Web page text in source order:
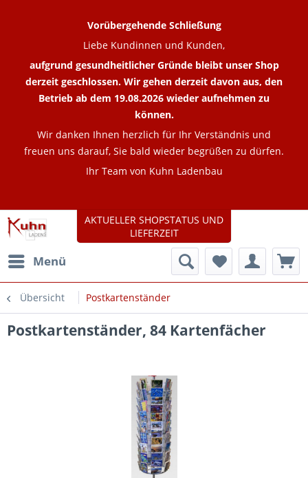
Menü
Übersicht Postkartenständer
Postkartenständer, 84 Kartenfächer
AKTUELLER SHOPSTATUS UND
LIEFERZEIT
Vorübergehende Schließung
Liebe Kundinnen und Kunden,
aufgrund gesundheitlicher Gründe bleibt unser Shop
derzeit geschlossen. Wir gehen derzeit davon aus, den
Betrieb ab dem 19.08.2026 wieder aufnehmen zu
können.
Wir danken Ihnen herzlich für Ihr Verständnis und
freuen uns darauf, Sie bald wieder begrüßen zu dürfen.
Ihr Team von Kuhn Ladenbau